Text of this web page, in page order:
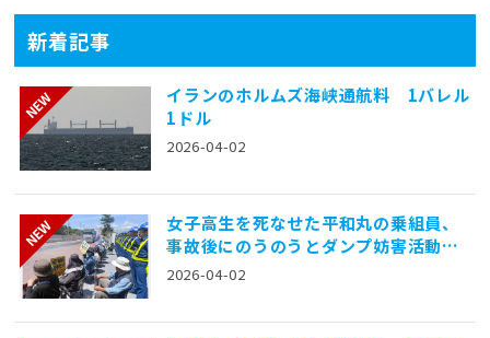
新着記事
イランのホルムズ海峡通航料 1バレル
1ドル
2026-04-02
女子高生を死なせた平和丸の乗組員、
事故後にのうのうとダンプ妨害活動に
参加
2026-04-02